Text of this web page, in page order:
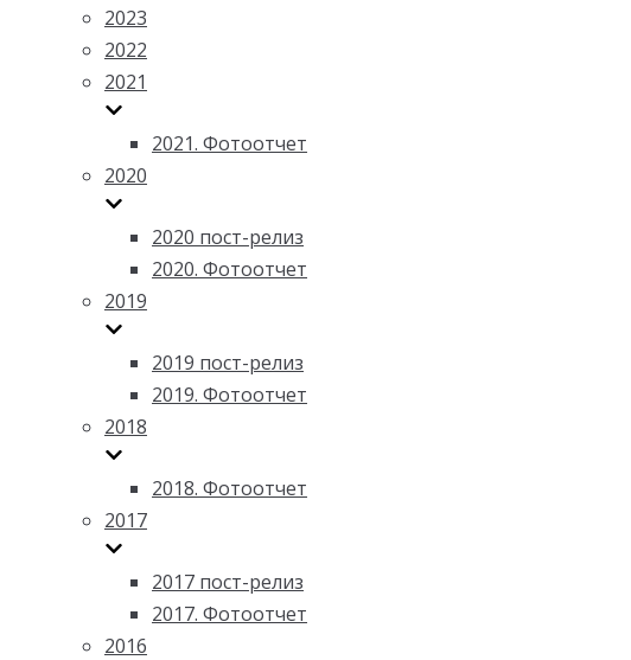
2023
2022
2021
2021. Фотоотчет
2020
2020 пост-релиз
2020. Фотоотчет
2019
2019 пост-релиз
2019. Фотоотчет
2018
2018. Фотоотчет
2017
2017 пост-релиз
2017. Фотоотчет
2016